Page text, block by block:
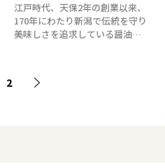
江戸時代、天保2年の創業以来、
170年にわたり新潟で伝統を守り
美味しさを追求している醤油
2